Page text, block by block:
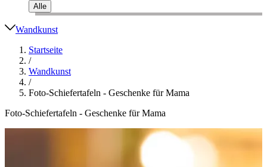
Alle
Wandkunst
Startseite
/
Wandkunst
/
Foto-Schiefertafeln - Geschenke für Mama
Foto-Schiefertafeln - Geschenke für Mama